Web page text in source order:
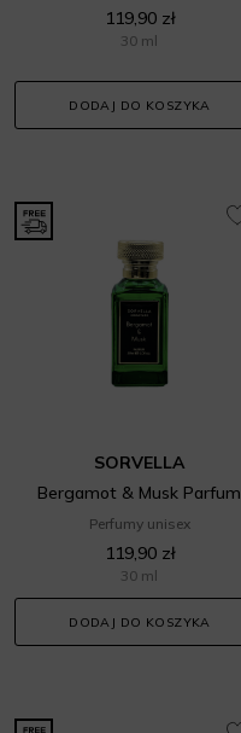
119,90 zł
30 ml
DODAJ DO KOSZYKA
SORVELLA
Bergamot & Musk Parfum
Perfumy unisex
119,90 zł
30 ml
DODAJ DO KOSZYKA